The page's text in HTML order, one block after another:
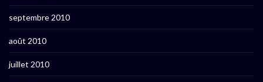
septembre 2010
août 2010
juillet 2010